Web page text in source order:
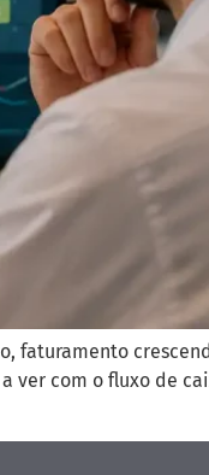
com o fluxo de